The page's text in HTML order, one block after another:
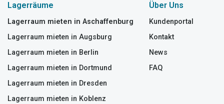
Lagerräume
Lagerraum mieten in Aschaffenburg
Lagerraum mieten in Augsburg
Lagerraum mieten in Berlin
Lagerraum mieten in Dortmund
Lagerraum mieten in Dresden
Lagerraum mieten in Koblenz
Über Uns
Kundenportal
Kontakt
News
FAQ